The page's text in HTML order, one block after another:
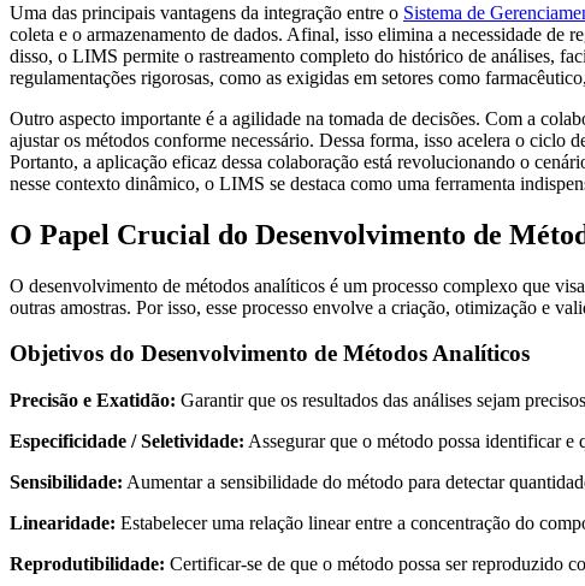
Uma das principais vantagens da integração entre o Sistema de
coleta e o armazenamento de dados. Afinal, isso elimina a necessidade de
disso, o LIMS permite o rastreamento completo do histórico de análises,
regulamentações rigorosas, como as exigidas em setores como
Outro aspecto importante é a agilidade na tomada de decisões. Com a
ajustar os métodos conforme necessário. Dessa forma, isso acelera o ciclo
Portanto, a aplicação eficaz dessa colaboração está revolucionando o
nesse contexto dinâmico, o LIMS se destaca como uma ferramenta
O Papel Crucial do Desenvolvimento de
O desenvolvimento de métodos analíticos é um processo complexo que
outras amostras. Por isso, esse processo envolve a criação, otimização e
Objetivos do Desenvolvimento de Métodos Analíticos
Precisão e Exatidão: Garantir que os resultados das análises sejam
Especificidade / Seletividade: Assegurar que o método possa identificar e
Sensibilidade: Aumentar a sensibilidade do método para detectar
Linearidade: Estabelecer uma relação linear entre a concentração do
Reprodutibilidade: Certificar-se de que o método possa ser reproduzido